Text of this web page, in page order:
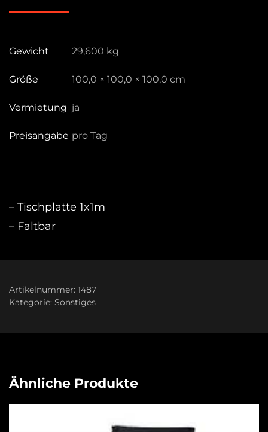
Gewicht 29,600 kg
Größe 100,0 × 100,0 × 100,0 cm
Vermietung ja
Preisangabe pro Tag
– Tischplatte 1x1m
– Faltbar
Artikelnummer: 1487
Kategorie: Sonstiges
Ähnliche Produkte